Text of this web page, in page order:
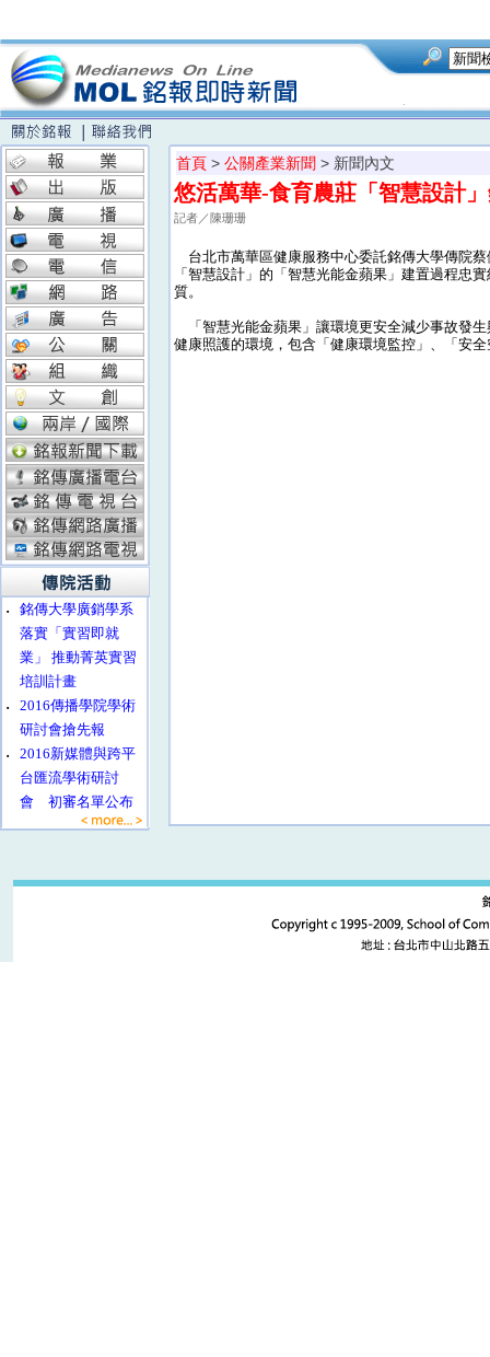
‧
銘傳大學廣銷學系
落實「實習即就
業」 推動菁英實習
培訓計畫
‧
2016傳播學院學術
研討會搶先報
‧
2016新媒體與跨平
台匯流學術研討
會 初審名單公布
首頁 > 公關產業新聞 > 新聞內文
悠活萬華-食育農莊「智慧設計
記者／陳珊珊
台北市萬華區健康服務中心委託銘傳大學傳院
「智慧設計」的「智慧光能金蘋果」建置過程忠
質。
「智慧光能金蘋果」讓環境更安全減少事故發
健康照護的環境，包含「健康環境監控」、「安